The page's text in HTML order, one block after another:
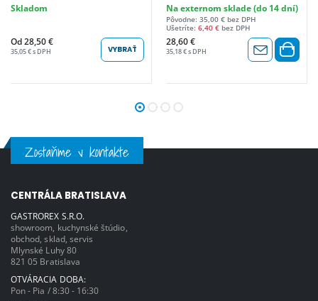
Skladom
Od 28,50 €
35,05 € s DPH VYBRAŤ
chladiaci prvok vodou až do 90 % jeho
objemu. Tácka sa predáva aj
samostatne (kód: 871829).
Na externom sklade (do 14 dní)
Pôvodne: 35,00 € bez DPH
Ušetríte: 6,40 € bez DPH
28,60 €
35,18 € s DPH
Zostaňme v kontakte
CENTRÁLA BRATISLAVA
GASTROREX S.R.O.
showroom, kuchynské štúdio,
obchod, sklad, servis
Mlynské Luhy 80
821 05 Bratislava
OTVÁRACIA DOBA:
Pon - Pia / 8:30 - 16:30